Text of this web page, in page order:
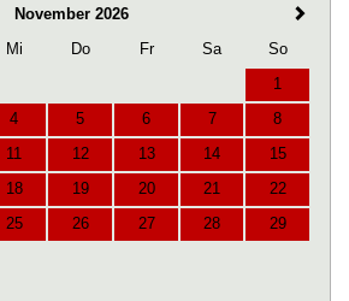
November 2026
Mi Do Fr Sa
So
1
4 5 6 7
8
11 12 13 14
15
18 19 20 21
22
25 26 27 28
29